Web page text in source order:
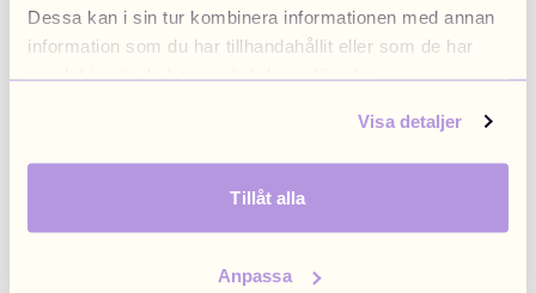
Dessa kan i sin tur kombinera informationen med annan
information som du har tillhandahållit eller som de har
samlat in när du har använt deras tjänster.
Visa detaljer
Tillåt alla
Anpassa
browser console for more information).